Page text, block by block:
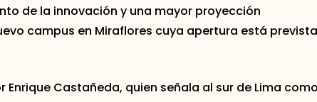
de la innovación y una mayor proyección
campus en Miraflores cuya apertura está prevista
Castañeda, quien señala al sur de Lima como